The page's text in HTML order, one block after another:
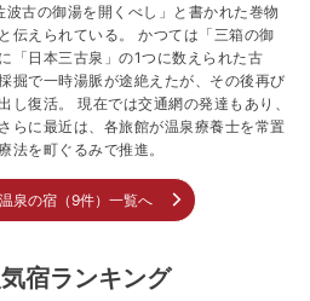
古の御湯を開くべし」と書かれた巻物
伝えられている。 かつては「三箱の御
「日本三古泉」の1つに数えられた古
掘で一時湯脈が途絶えたが、その後再び
し復活。 現在では交通網の発達もあり、
らに最近は、各旅館が温泉療養士を常置
法を町ぐるみで推進。
泉の宿（9件）一覧へ
宿ランキング